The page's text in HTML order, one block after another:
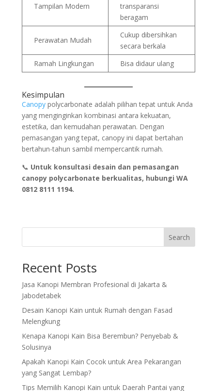
Tampilan Modern
transparansi
beragam
Perawatan Mudah
Cukup dibersihkan
secara berkala
Ramah Lingkungan
Bisa didaur ulang
Kesimpulan
Canopypolycarbonate adalah pilihan tepat untuk Anda
yang menginginkan kombinasi antara kekuatan,
estetika, dan kemudahan perawatan. Dengan
pemasangan yang tepat, canopy ini dapat bertahan
bertahun-tahun sambil mempercantik rumah.
📞 Untuk konsultasi desain dan pemasangan
canopy polycarbonate berkualitas, hubungi WA
0812 8111 1194.
Search
Recent Posts
Jasa Kanopi Membran Profesional di Jakarta &
Jabodetabek
Desain Kanopi Kain untuk Rumah dengan Fasad
Melengkung
Kenapa Kanopi Kain Bisa Berembun? Penyebab &
Solusinya
Apakah Kanopi Kain Cocok untuk Area Pekarangan
yang Sangat Lembap?
Tips Memilih Kanopi Kain untuk Daerah Pantai yang